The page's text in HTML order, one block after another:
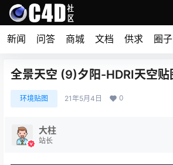
新闻 问答 商城 文档 供求 圈子
全景天空 (9)夕阳-HDRI天空贴
环境贴图 21年5月4日 0
大柱
站长